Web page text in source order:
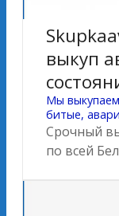
выкуп
Мы
битые,
Срочный
по всей